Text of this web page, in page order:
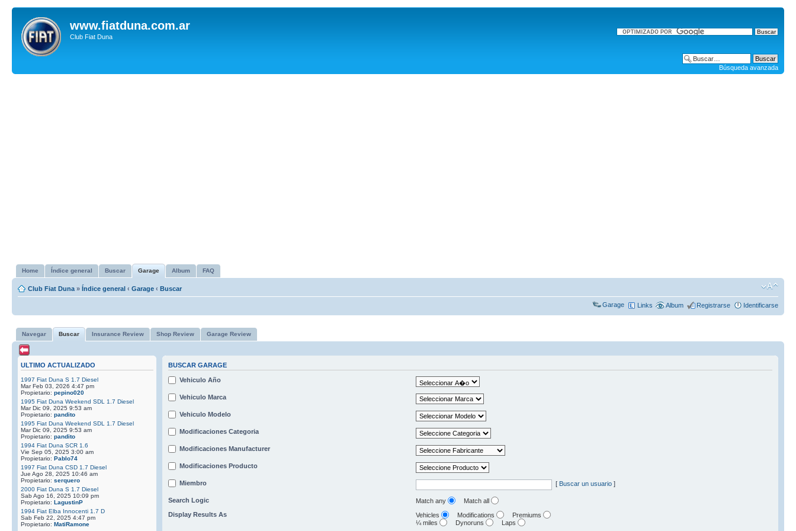
www.fiatduna.com.ar
Club Fiat Duna
Búsqueda avanzada
Home Índice general Buscar Garage Album FAQ
Club Fiat Duna » Índice general ‹ Garage ‹ Buscar
Garage Links Album Registrarse Identificarse
Navegar Buscar Insurance Review Shop Review Garage Review
ULTIMO ACTUALIZADO
1997 Fiat Duna S 1.7 Diesel
Mar Feb 03, 2026 4:47 pm
Propietario: pepino020
1995 Fiat Duna Weekend SDL 1.7 Diesel
Mar Dic 09, 2025 9:53 am
Propietario: pandito
1995 Fiat Duna Weekend SDL 1.7 Diesel
Mar Dic 09, 2025 9:53 am
Propietario: pandito
1994 Fiat Duna SCR 1.6
Vie Sep 05, 2025 3:00 am
Propietario: Pablo74
1997 Fiat Duna CSD 1.7 Diesel
Jue Ago 28, 2025 10:46 am
Propietario: serquero
2000 Fiat Duna S 1.7 Diesel
Sab Ago 16, 2025 10:09 pm
Propietario: LagustinP
1994 Fiat Elba Innocenti 1.7 D
Sab Feb 22, 2025 4:47 pm
Propietario: MatiRamone
BUSCAR GARAGE
Vehiculo Año
Vehiculo Marca
Vehiculo Modelo
Modificaciones Categoria
Modificaciones Manufacturer
Modificaciones Producto
Miembro [ Buscar un usuario ]
Search Logic Match any
Match all
Display Results As
Vehicles Modifications
Premiums
¼ miles
Dynoruns Laps